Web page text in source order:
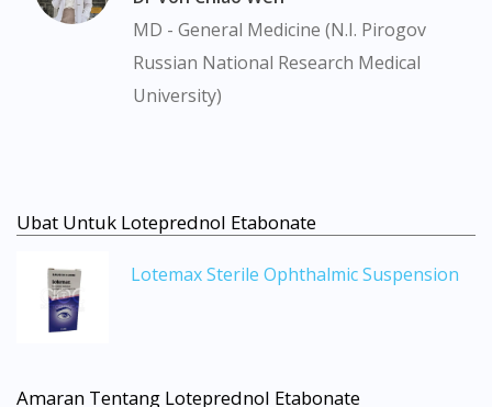
MD - General Medicine (N.I. Pirogov
Russian National Research Medical
University)
Ubat Untuk Loteprednol Etabonate
Lotemax Sterile Ophthalmic Suspension
Amaran Tentang Loteprednol Etabonate